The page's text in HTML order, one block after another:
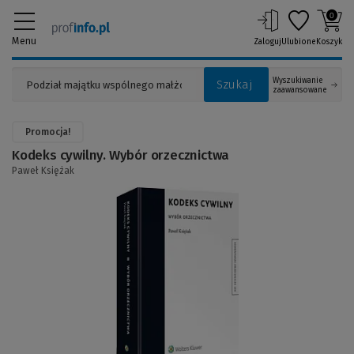
Menu
Szukaj
Wyszukiwanie
zaawansowane
ZalogujUlubione
0
Koszyk
Promocja!
strony)
Kodeks cywilny. Wybór orzecznictwa
Paweł Księżak